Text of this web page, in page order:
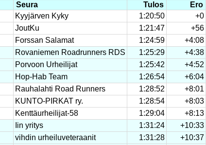
Seura Tulos
Ero
Kyyjärven Kyky 1:20:50
+0
JoutKu 1:21:47
+56
Forssan Salamat 1:24:59
+4:08
Rovaniemen Roadrunners RDS 1:25:29
+4:38
Porvoon Urheilijat 1:25:42
+4:52
Hop-Hab Team 1:26:54
+6:04
Rauhalahti Road Runners 1:28:52
+8:01
KUNTO-PIRKAT ry. 1:28:54
+8:03
Kenttäurheilijat-58 1:29:04
+8:13
Iin yritys 1:31:24
+10:33
vihdin urheiluveteraanit 1:31:28
+10:37